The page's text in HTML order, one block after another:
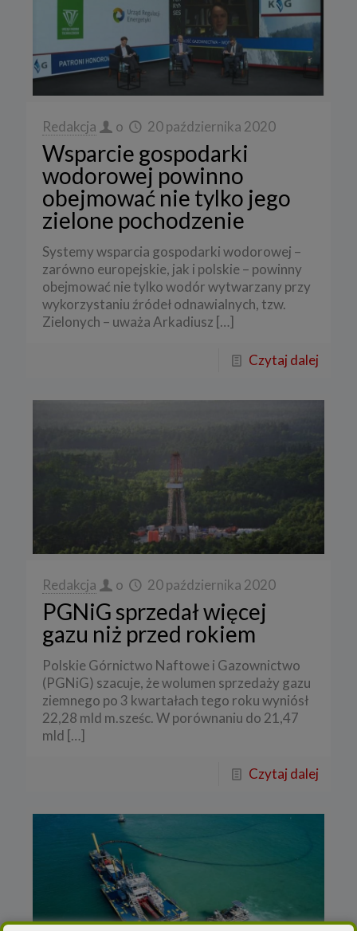
Redakcja o 20 października 2020
Wsparcie gospodarki
wodorowej powinno
obejmować nie tylko jego
zielone pochodzenie
Systemy wsparcia gospodarki wodorowej –
zarówno europejskie, jak i polskie – powinny
obejmować nie tylko wodór wytwarzany przy
wykorzystaniu źródeł odnawialnych, tzw.
Zielonych – uważa Arkadiusz […]
Czytaj dalej
Redakcja o 20 października 2020
PGNiG sprzedał więcej
gazu niż przed rokiem
Polskie Górnictwo Naftowe i Gazownictwo
(PGNiG) szacuje, że wolumen sprzedaży gazu
ziemnego po 3 kwartałach tego roku wyniósł
22,28 mld m.sześc. W porównaniu do 21,47
mld […]
Czytaj dalej